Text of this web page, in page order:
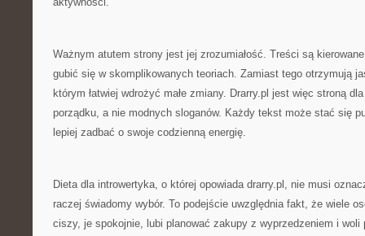
Ważnym atutem strony jest jej zrozumiałość. Treści są
gubić się w skomplikowanych teoriach. Zamiast tego otrzymują
którym łatwiej wdrożyć małe zmiany. Drarry.pl jest więc stroną
porządku, a nie modnych sloganów. Każdy tekst może stać się
lepiej zadbać o swoje codzienną energię.
Dieta dla introwertyka, o której opowiada drarry.pl, nie musi
raczej świadomy wybór. To podejście uwzględnia fakt, że wiele
ciszy, je spokojnie, lubi planować zakupy z wyprzedzeniem i woli